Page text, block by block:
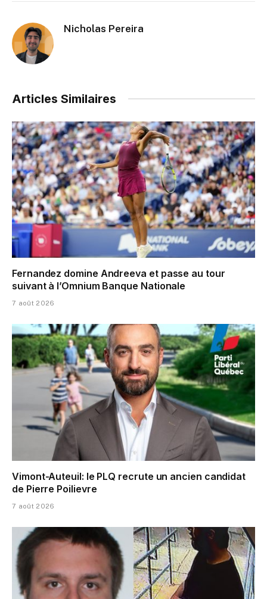
Nicholas Pereira
Articles Similaires
Fernandez domine Andreeva et passe au tour
suivant à l’Omnium Banque Nationale
7 août 2026
Vimont-Auteuil: le PLQ recrute un ancien candidat
de Pierre Poilievre
7 août 2026